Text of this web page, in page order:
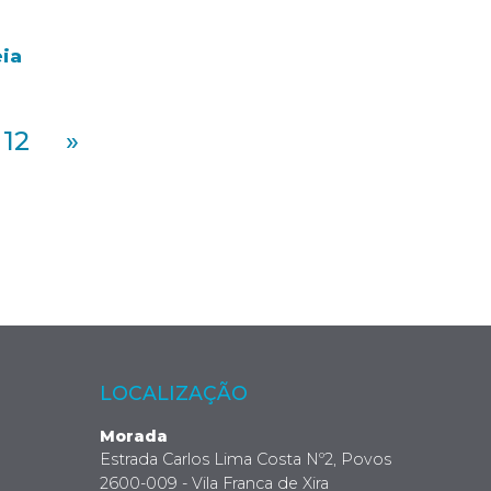
12 »
LOCALIZAÇÃO
Morada
Estrada Carlos Lima Costa Nº2, Povos
2600-009 - Vila Franca de Xira